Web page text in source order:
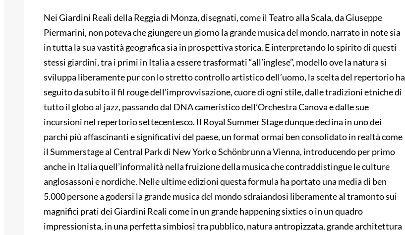
Nei Giardini Reali della Reggia di Monza, disegnati, come il Teatro alla Scala, da Giuseppe
Piermarini, non poteva che giungere un giorno la grande musica del mondo, narrato in note sia
in tutta la sua vastità geografica sia in prospettiva storica. E interpretando lo spirito di questi
stessi giardini, tra i primi in Italia a essere trasformati “all’inglese”, modello ove la natura si
sviluppa liberamente pur con lo stretto controllo artistico dell’uomo, la scelta del repertorio ha
seguito da subito ilfil rougedell’improvvisazione, cuore di ogni stile, dalle tradizioni etniche di
tutto il globo al jazz, passando dal DNA cameristico dell’Orchestra Canova e dalle sue
incursioni nel repertorio settecentesco. Il Royal Summer Stage dunque declina in uno dei
parchi più affascinanti e significativi del paese, un format ormai ben consolidato in realtà come
il Summerstage al Central Park di New York o Schönbrunn a Vienna, introducendo per primo
anche in Italia quell’informalità nella fruizione della musica che contraddistingue le culture
anglosassoni e nordiche. Nelle ultime edizioni questa formula ha portato una media di ben
5.000 persone a godersi la grande musica del mondo sdraiandosi liberamente al tramonto sui
magnifici prati dei Giardini Reali come in un grande happening sixties o in un quadro
impressionista, in una perfetta simbiosi tra pubblico, natura antropizzata, grande architettura